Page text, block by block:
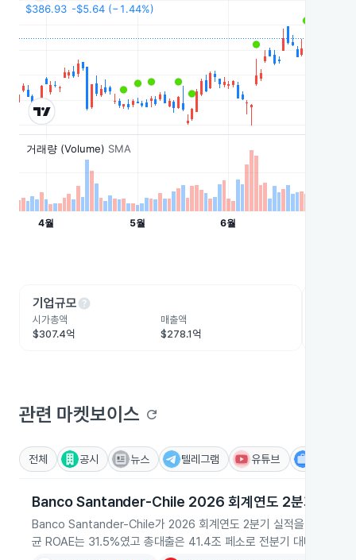
기업규모help
시가총액
$307.4억
매출액
$278.1억
관련 마켓보이스 refresh
전체 공시 뉴스 텔레그램 유튜브
Banco Santander-Chile 2026 회계연도 2분기 실적
Banco Santander-Chile가 2026 회계연도 2분기 실적을 발표하며
균 ROAE는 31.5%였고 총대출은 41.4조 페소로 전분기 대비 1.3%